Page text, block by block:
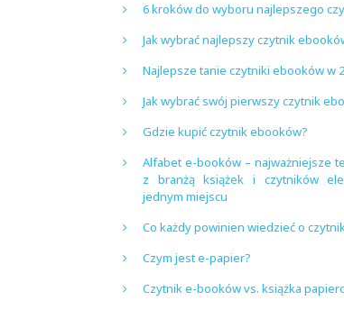
6 kroków do wyboru najlepszego
Jak wybrać najlepszy czytnik
Najlepsze tanie czytniki ebooków w
Jak wybrać swój pierwszy czytnik
Gdzie kupić czytnik ebooków?
Alfabet e-booków – najważniejsze
z branżą książek i czytników
jednym miejscu
Co każdy powinien wiedzieć o
Czym jest e-papier?
Czytnik e-booków vs. książka